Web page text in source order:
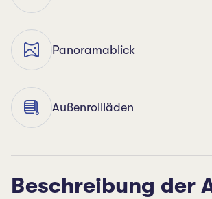
Panoramablick
Außenrollläden
Beschreibung der